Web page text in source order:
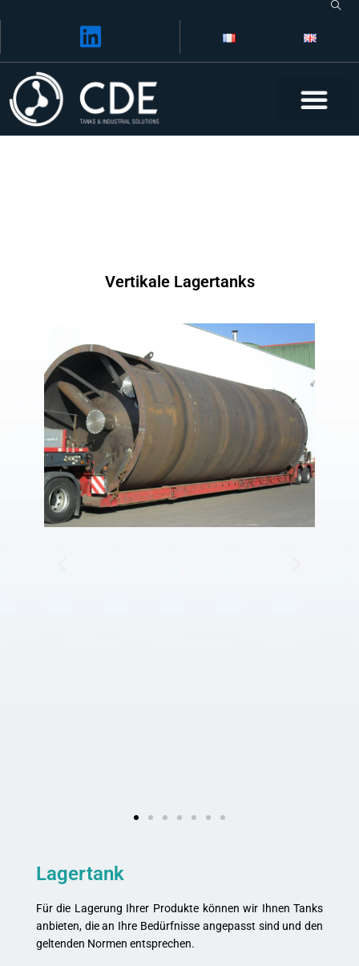
Vertikale Lagertanks
Lagertank
Für die Lagerung Ihrer Produkte können wir Ihnen Tanks
anbieten, die an Ihre Bedürfnisse angepasst sind und den
geltenden Normen entsprechen.